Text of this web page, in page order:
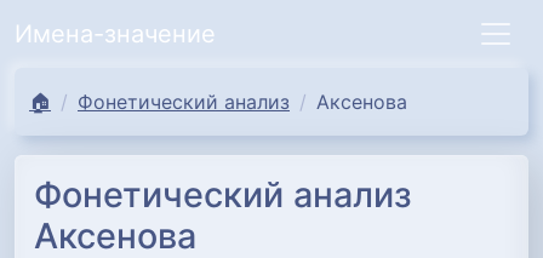
Имена-значение
🏠 Фонетический анализ Аксенова
Фонетический анализ
Аксенова